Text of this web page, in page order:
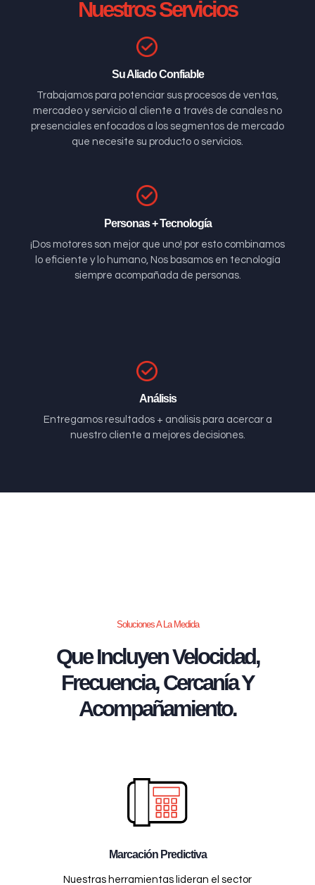
Nuestros Servicios
Su Aliado Confiable
Trabajamos para potenciar sus procesos de ventas,
mercadeo y servicio al cliente a través de canales no
presenciales enfocados a los segmentos de mercado
que necesite su producto o servicios.
Personas + Tecnología
¡Dos motores son mejor que uno! por esto combinamos
lo eficiente y lo humano, Nos basamos en tecnología
siempre acompañada de personas.
Análisis
Entregamos resultados + análisis para acercar a
nuestro cliente a mejores decisiones.
Soluciones A La Medida
Que Incluyen Velocidad,
Frecuencia, Cercanía Y
Acompañamiento.
Marcación Predictiva
Nuestras herramientas lideran el sector